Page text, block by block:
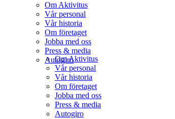
Om Aktivitus
Vår personal
Vår historia
Om företaget
Jobba med oss
Press & media
Autogiro
Om Aktivitus
Vår personal
Vår historia
Om företaget
Jobba med oss
Press & media
Autogiro